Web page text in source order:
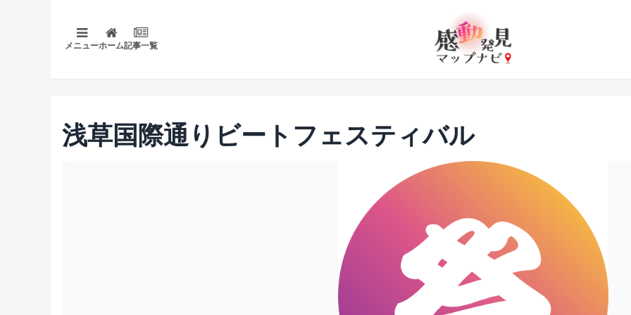
メニューホーム記事一覧
浅草国際通りビートフェスティバル